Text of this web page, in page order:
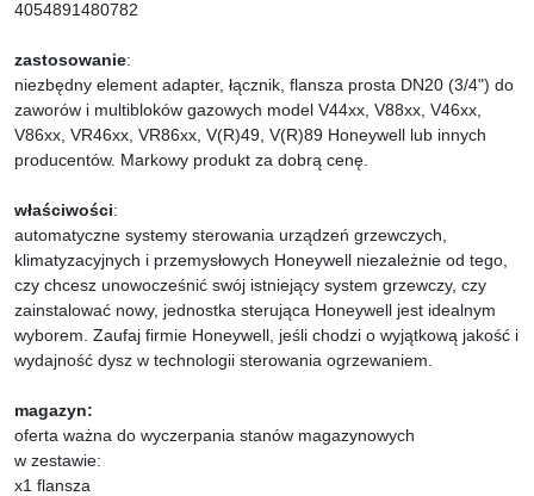
4054891480782
zastosowanie:
niezbędny element adapter, łącznik, flansza prosta DN20 (3/4") do
zaworów i multibloków gazowych model V44xx, V88xx, V46xx,
V86xx, VR46xx, VR86xx, V(R)49, V(R)89 Honeywell lub innych
producentów. Markowy produkt za dobrą cenę.
właściwości:
automatyczne systemy sterowania urządzeń grzewczych,
klimatyzacyjnych i przemysłowych Honeywell niezależnie od tego,
czy chcesz unowocześnić swój istniejący system grzewczy, czy
zainstalować nowy, jednostka sterująca Honeywell jest idealnym
wyborem. Zaufaj firmie Honeywell, jeśli chodzi o wyjątkową jakość i
wydajność dysz w technologii sterowania ogrzewaniem.
magazyn:
oferta ważna do wyczerpania stanów magazynowych
w zestawie:
x1 flansza